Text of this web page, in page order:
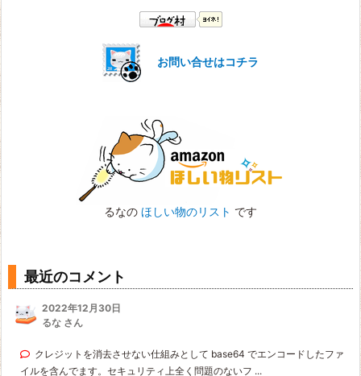
お問い合せはコチラ
るなの ほしい物のリスト です
最近のコメント
2022年12月30日
るな さん
クレジットを消去させない仕組みとして base64 でエンコードしたファ
イルを含んでます。セキュリティ上全く問題のないフ ...